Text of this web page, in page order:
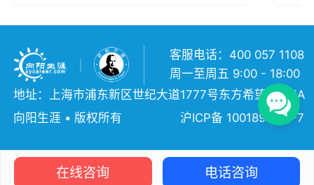
客服电话：400 057 1108
周一至周五 9:00 - 18:00
地址：上海市浦东新区世纪大道1777号东方希望大厦5A
向阳生涯 • 版权所有
沪ICP备 10018957号-7
在线咨询 电话咨询